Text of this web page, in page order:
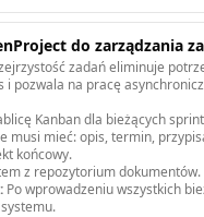
do zarządzania
zadań eliminuje
i pozwala na pracę
Kanban dla bieżących
musi mieć: opis, termin,
końcowy.
z repozytorium dokumentów.
Po wprowadzeniu wszystkich